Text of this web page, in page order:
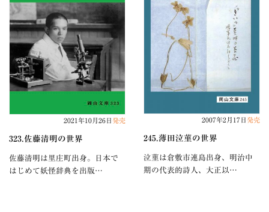
2021年10月26日 発売
323.佐藤清明の世界
佐藤清明は里庄町出身。日本で
はじめて妖怪辞典を出版…
2007年2月17日 発売
245.薄田泣菫の世界
泣菫は倉敷市連島出身、明治中
期の代表的詩人、大正以…